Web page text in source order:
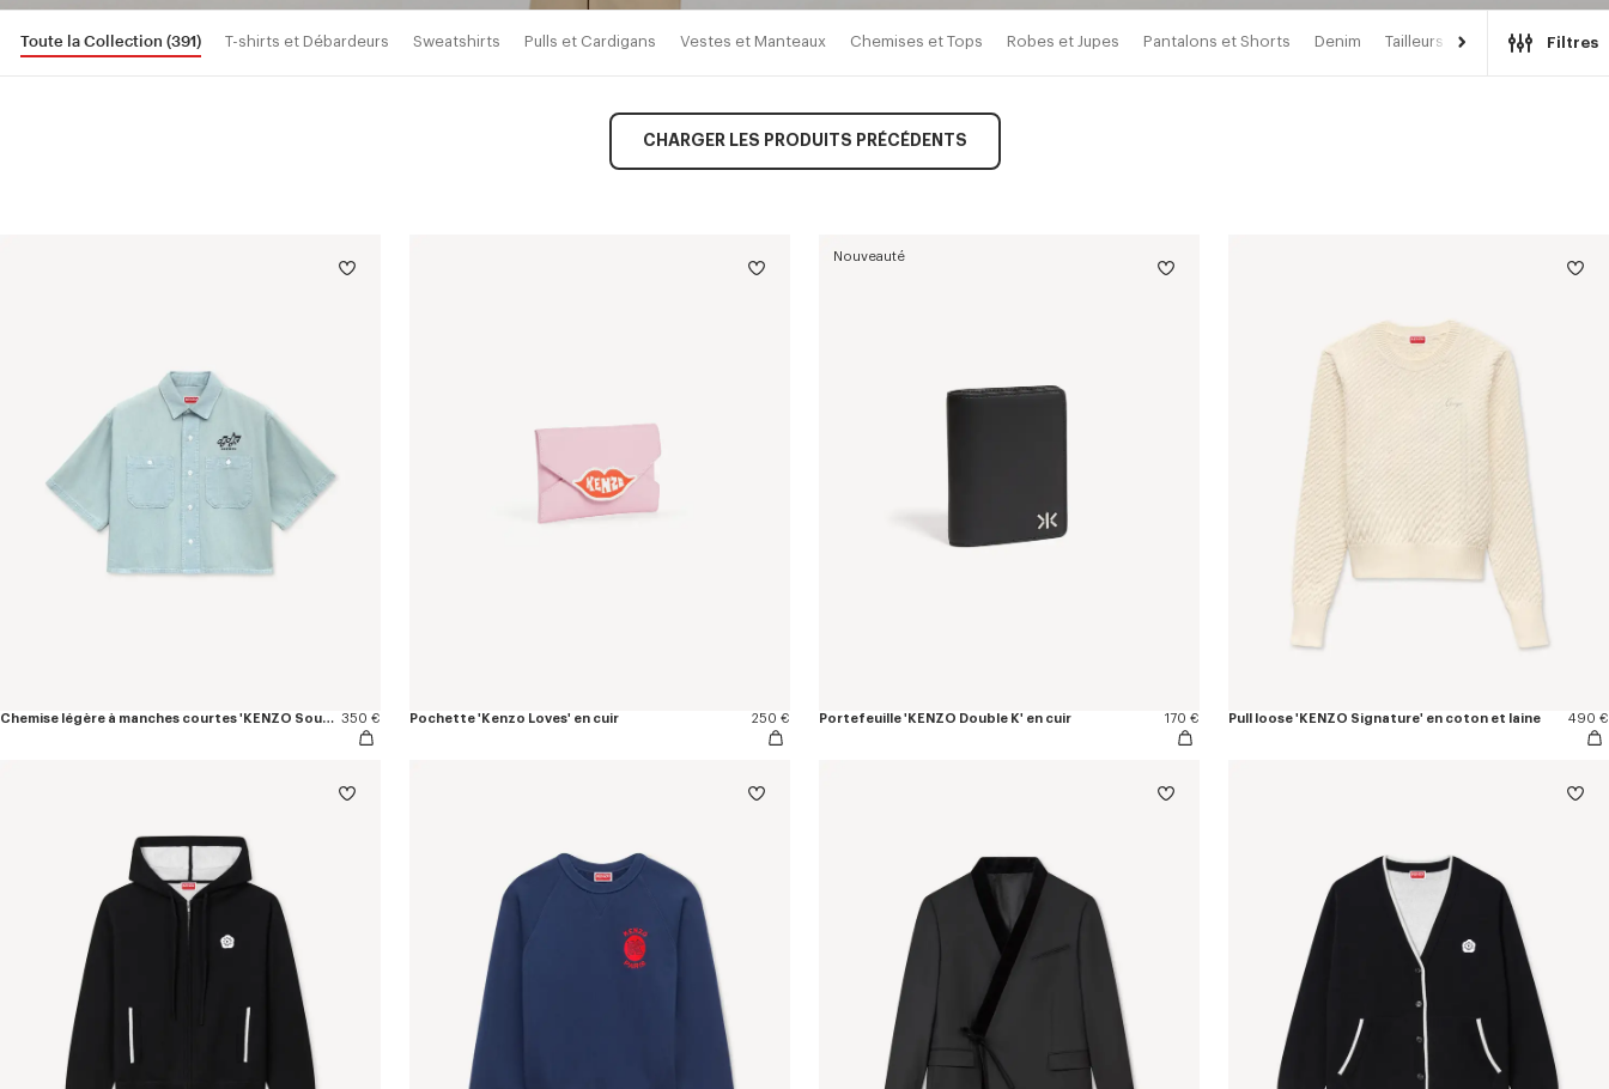
Toute la Collection (391) T-shirts et Débardeurs Sweatshirts Pulls et Cardigans Vestes et Manteaux Chemises et Tops Robes et Jupes Pantalons et Shorts Denim Tailleurs Kimonos Filtres
CHARGER LES PRODUITS PRÉCÉDENTS
Chemise légère à manches courtes 'KENZO Sounds' en chambray délavé 350 € Pochette 'Kenzo Loves' en cuir 250 €
Nouveauté
Portefeuille 'KENZO Double K' en cuir 170 € Pull loose 'KENZO Signature' en coton et laine 490 €